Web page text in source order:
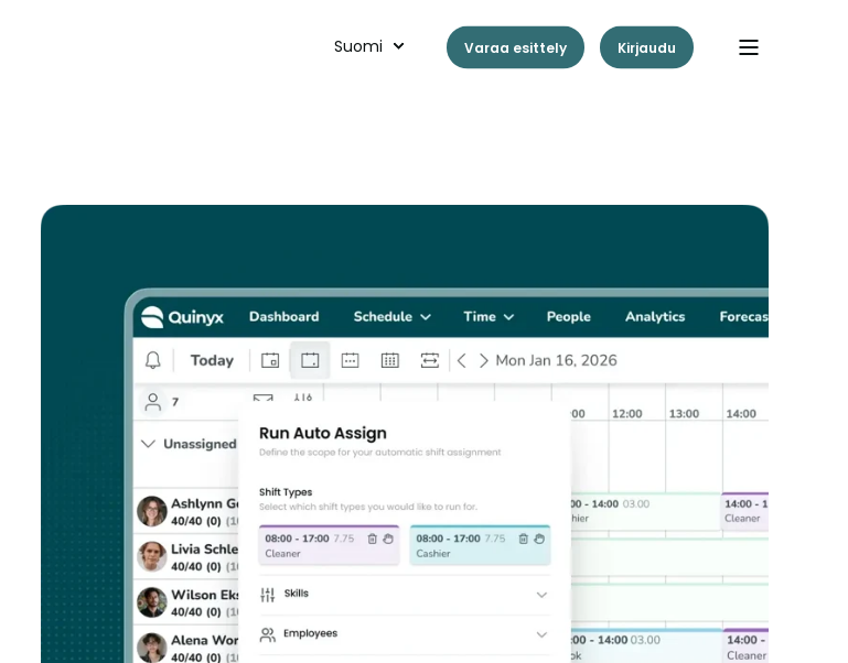
Suomi Varaa esittely Kirjaudu